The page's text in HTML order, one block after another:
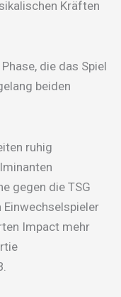
Kräften
die das Spiel
beiden
ruhig
gegen die TSG
Einwechselspieler
Impact mehr